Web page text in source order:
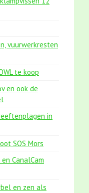
vuurwerkresten
te koop
en ook de
in
SOS Mors
CanalCam
en zen als